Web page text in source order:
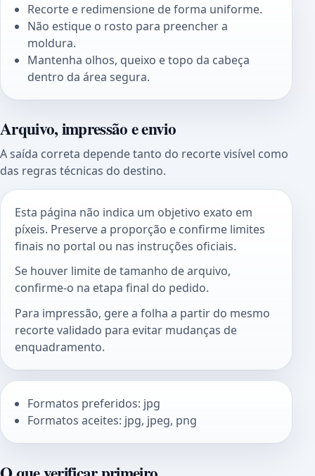
Recorte e redimensione de forma uniforme.
Não estique o rosto para preencher a
moldura.
Mantenha olhos, queixo e topo da cabeça
dentro da área segura.
Arquivo, impressão e envio
A saída correta depende tanto do recorte visível como
das regras técnicas do destino.
Esta página não indica um objetivo exato em
píxeis. Preserve a proporção e confirme limites
finais no portal ou nas instruções oficiais.
Se houver limite de tamanho de arquivo,
confirme-o na etapa final do pedido.
Para impressão, gere a folha a partir do mesmo
recorte validado para evitar mudanças de
enquadramento.
Formatos preferidos: jpg
Formatos aceites: jpg, jpeg, png